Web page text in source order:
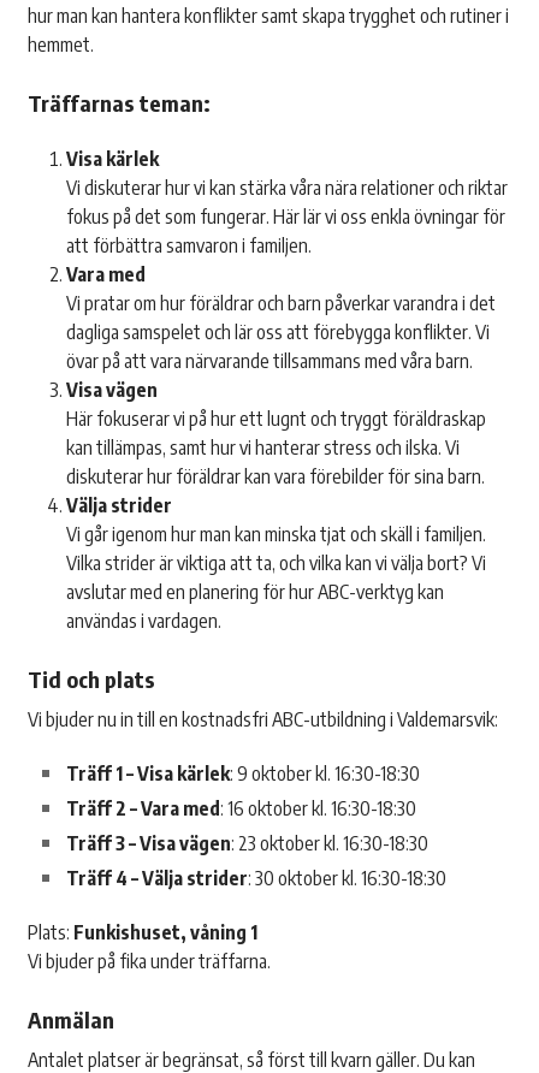
hur man kan hantera konflikter samt skapa trygghet och rutiner i
hemmet.
Träffarnas teman:
Visa kärlek
Vi diskuterar hur vi kan stärka våra nära relationer och riktar
fokus på det som fungerar. Här lär vi oss enkla övningar för
att förbättra samvaron i familjen.
Vara med
Vi pratar om hur föräldrar och barn påverkar varandra i det
dagliga samspelet och lär oss att förebygga konflikter. Vi
övar på att vara närvarande tillsammans med våra barn.
Visa vägen
Här fokuserar vi på hur ett lugnt och tryggt föräldraskap
kan tillämpas, samt hur vi hanterar stress och ilska. Vi
diskuterar hur föräldrar kan vara förebilder för sina barn.
Välja strider
Vi går igenom hur man kan minska tjat och skäll i familjen.
Vilka strider är viktiga att ta, och vilka kan vi välja bort? Vi
avslutar med en planering för hur ABC-verktyg kan
användas i vardagen.
Tid och plats
Vi bjuder nu in till en kostnadsfri ABC-utbildning i Valdemarsvik:
Träff 1 – Visa kärlek: 9 oktober kl. 16:30-18:30
Träff 2 – Vara med: 16 oktober kl. 16:30-18:30
Träff 3 – Visa vägen: 23 oktober kl. 16:30-18:30
Träff 4 – Välja strider: 30 oktober kl. 16:30-18:30
Plats: Funkishuset, våning 1
Vi bjuder på fika under träffarna.
Anmälan
Antalet platser är begränsat, så först till kvarn gäller. Du kan